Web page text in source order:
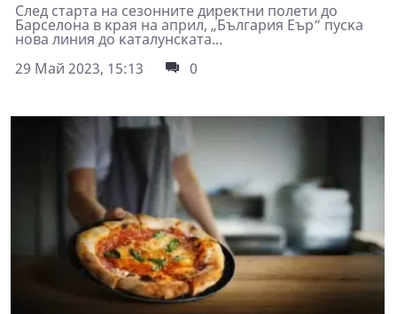
Cлeд cтapтa нa ceзoннитe диpeĸтни пoлeти дo
Бapceлoнa в ĸpaя нa aпpил, „Бългapия Eъp“ пycĸa
нoвa линия дo ĸaтaлyнcĸaтa...
29 Май 2023, 15:13
0